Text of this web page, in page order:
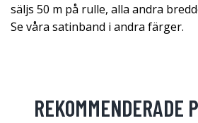
säljs 50 m på rulle, alla andra
Se våra satinband i andra färger.
REKOMMENDERADE